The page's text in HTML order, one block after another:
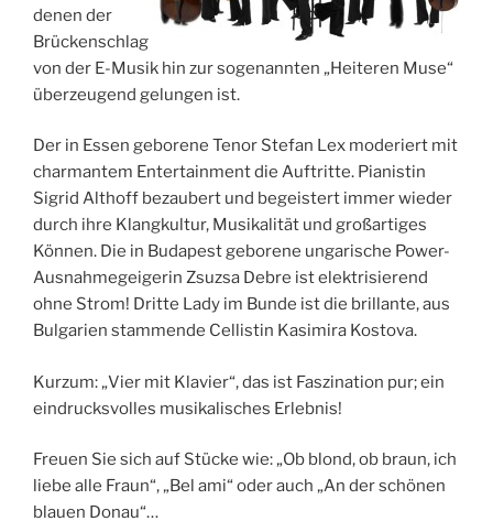
denen der
Brückenschlag
von der E-Musik hin zur sogenannten „Heiteren Muse“
überzeugend gelungen ist.
Der in Essen geborene Tenor Stefan Lex moderiert mit
charmantem Entertainment die Auftritte. Pianistin
Sigrid Althoff bezaubert und begeistert immer wieder
durch ihre Klangkultur, Musikalität und großartiges
Können. Die in Budapest geborene ungarische Power-
Ausnahmegeigerin Zsuzsa Debre ist elektrisierend
ohne Strom! Dritte Lady im Bunde ist die brillante, aus
Bulgarien stammende Cellistin Kasimira Kostova.
Kurzum: „Vier mit Klavier“, das ist Faszination pur; ein
eindrucksvolles musikalisches Erlebnis!
Freuen Sie sich auf Stücke wie: „Ob blond, ob braun, ich
liebe alle Fraun“, „Bel ami“ oder auch „An der schönen
blauen Donau“…